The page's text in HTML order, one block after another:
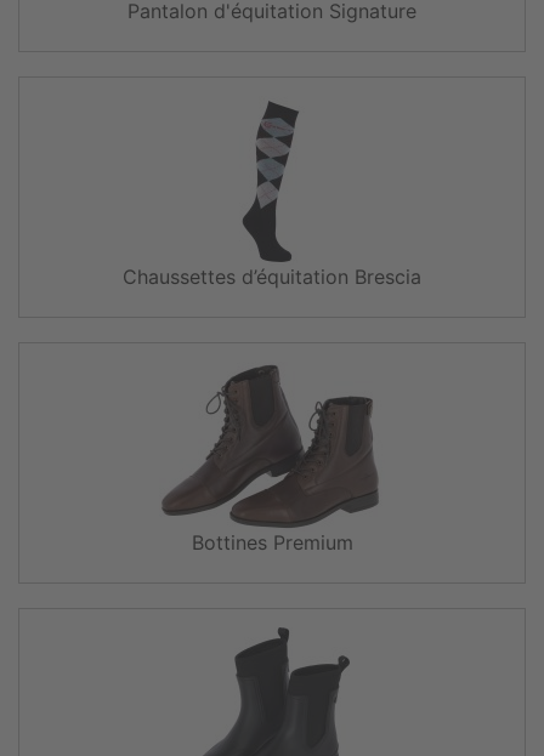
Pantalon d'équitation Signature
Chaussettes d’équitation Brescia
Bottines Premium